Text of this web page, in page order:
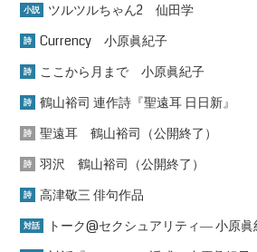
小説 ツルツルちゃん2 仙田学
詩 Currency 小原眞紀子
詩 ここから月まで 小原眞紀子
詩 鶴山裕司 連作詩『聖遠耳 日日新』
詩 聖遠耳 鶴山裕司（公開終了）
詩 羽沢 鶴山裕司（公開終了）
詩 高津敬三 俳句作品
対話 トーク@セクシュアリティ― 小原眞